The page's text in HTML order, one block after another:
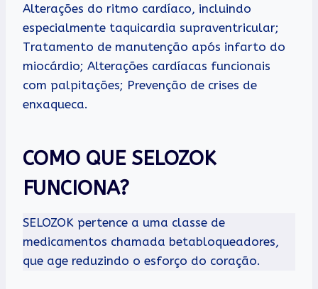
Alterações do ritmo cardíaco, incluindo
especialmente taquicardia supraventricular;
Tratamento de manutenção após infarto do
miocárdio; Alterações cardíacas funcionais
com palpitações; Prevenção de crises de
enxaqueca.
COMO QUE SELOZOK
FUNCIONA?
SELOZOK pertence a uma classe de
medicamentos chamada betabloqueadores,
que age reduzindo o esforço do coração.